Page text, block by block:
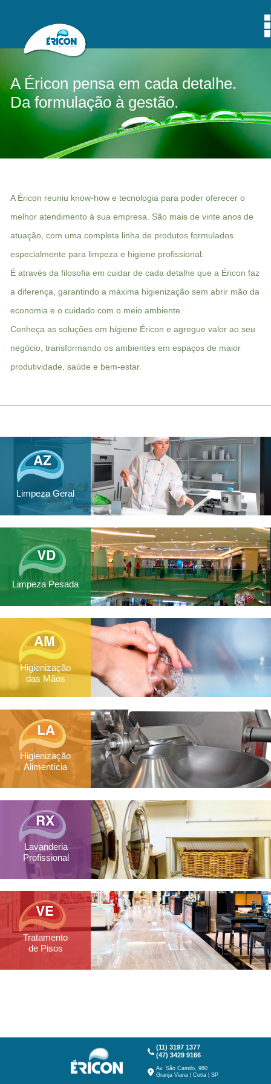
A Éricon pensa em cada detalhe.
Da formulação à gestão.
A Éricon reuniu know-how e tecnologia para poder oferecer o
melhor atendimento à sua empresa. São mais de vinte anos de
atuação, com uma completa linha de produtos formulados
especialmente para limpeza e higiene profissional.
É através da filosofia em cuidar de cada detalhe que a Éricon faz
a diferença, garantindo a máxima higienização sem abrir mão da
economia e o cuidado com o meio ambiente.
Conheça as soluções em higiene Éricon e agregue valor ao seu
negócio, transformando os ambientes em espaços de maior
produtividade, saúde e bem-estar.
Limpeza Geral
Limpeza Pesada
Higienização
das Mãos
Higienização
Alimentícia
Lavanderia
Profissional
Tratamento
de Pisos
(11) 3197 1377
(47) 3429 9166
Av. São Camilo, 980
Granja Viana | Cotia | SP